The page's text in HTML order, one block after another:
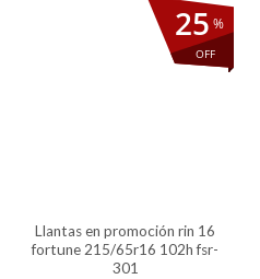
%
OFF
25
llantas en promoción rin 16
fortune 215/65r16 102h fsr-
301